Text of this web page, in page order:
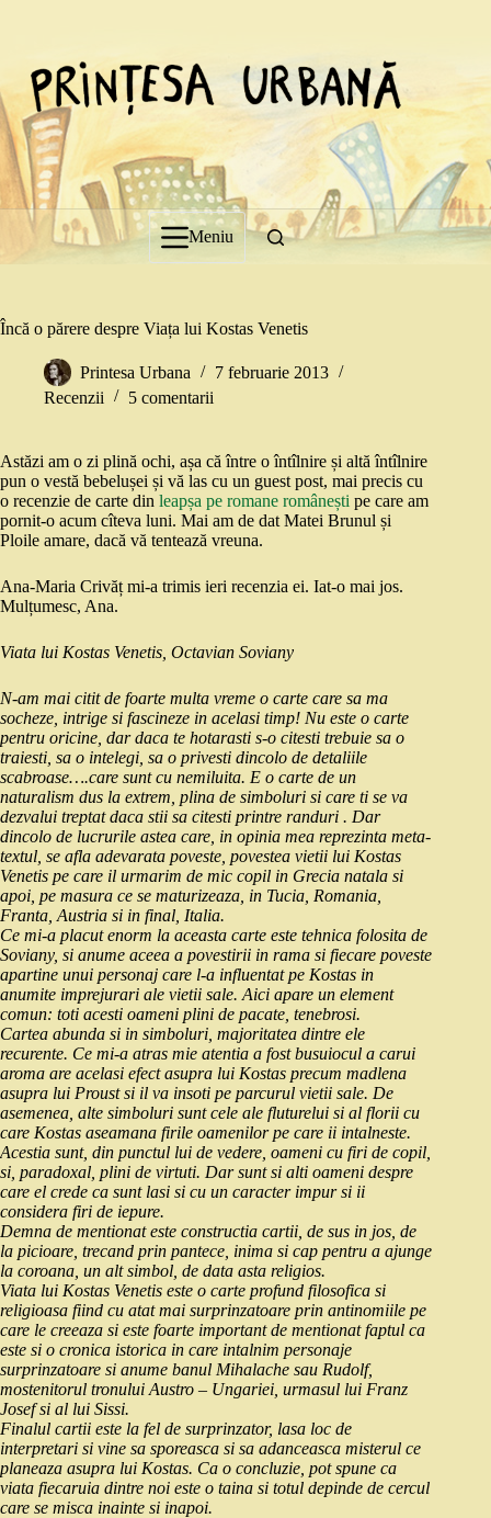
Meniu
Încă o părere despre Viața lui Kostas Venetis
Printesa Urbana
7 februarie 2013
Recenzii
5 comentarii
Astăzi am o zi plină ochi, așa că între o întîlnire și altă întîlnire
pun o vestă bebelușei și vă las cu un guest post, mai precis cu
o recenzie de carte din leapșa pe romane românești pe care am
pornit-o acum cîteva luni. Mai am de dat Matei Brunul și
Ploile amare, dacă vă tentează vreuna.
Ana-Maria Crivăț mi-a trimis ieri recenzia ei. Iat-o mai jos.
Mulțumesc, Ana.
Viata lui Kostas Venetis, Octavian Soviany
N-am mai citit de foarte multa vreme o carte care sa ma
socheze, intrige si fascineze in acelasi timp! Nu este o carte
pentru oricine, dar daca te hotarasti s-o citesti trebuie sa o
traiesti, sa o intelegi, sa o privesti dincolo de detaliile
scabroase….care sunt cu nemiluita. E o carte de un
naturalism dus la extrem, plina de simboluri si care ti se va
dezvalui treptat daca stii sa citesti printre randuri . Dar
dincolo de lucrurile astea care, in opinia mea reprezinta meta-
textul, se afla adevarata poveste, povestea vietii lui Kostas
Venetis pe care il urmarim de mic copil in Grecia natala si
apoi, pe masura ce se maturizeaza, in Tucia, Romania,
Franta, Austria si in final, Italia.
Ce mi-a placut enorm la aceasta carte este tehnica folosita de
Soviany, si anume aceea a povestirii in rama si fiecare poveste
apartine unui personaj care l-a influentat pe Kostas in
anumite imprejurari ale vietii sale. Aici apare un element
comun: toti acesti oameni plini de pacate, tenebrosi.
Cartea abunda si in simboluri, majoritatea dintre ele
recurente. Ce mi-a atras mie atentia a fost busuiocul a carui
aroma are acelasi efect asupra lui Kostas precum madlena
asupra lui Proust si il va insoti pe parcurul vietii sale. De
asemenea, alte simboluri sunt cele ale fluturelui si al florii cu
care Kostas aseamana firile oamenilor pe care ii intalneste.
Acestia sunt, din punctul lui de vedere, oameni cu firi de copil,
si, paradoxal, plini de virtuti. Dar sunt si alti oameni despre
care el crede ca sunt lasi si cu un caracter impur si ii
considera firi de iepure.
Demna de mentionat este constructia cartii, de sus in jos, de
la picioare, trecand prin pantece, inima si cap pentru a ajunge
la coroana, un alt simbol, de data asta religios.
Viata lui Kostas Venetis este o carte profund filosofica si
religioasa fiind cu atat mai surprinzatoare prin antinomiile pe
care le creeaza si este foarte important de mentionat faptul ca
este si o cronica istorica in care intalnim personaje
surprinzatoare si anume banul Mihalache sau Rudolf,
mostenitorul tronului Austro – Ungariei, urmasul lui Franz
Josef si al lui Sissi.
Finalul cartii este la fel de surprinzator, lasa loc de
interpretari si vine sa sporeasca si sa adanceasca misterul ce
planeaza asupra lui Kostas. Ca o concluzie, pot spune ca
viata fiecaruia dintre noi este o taina si totul depinde de cercul
care se misca inainte si inapoi.